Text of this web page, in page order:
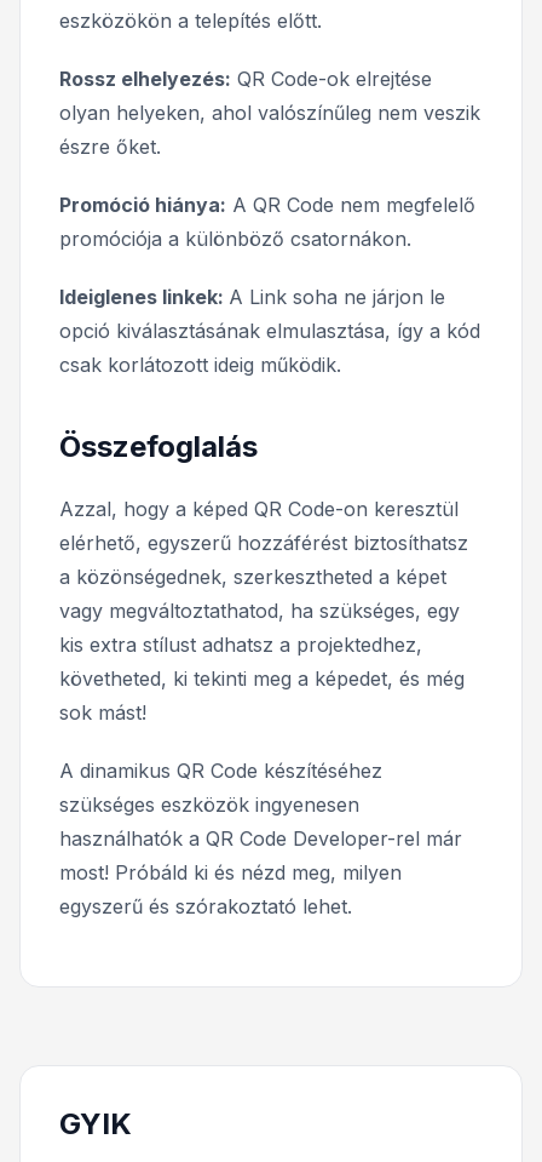
eszközökön a telepítés előtt.
Rossz elhelyezés: QR Code-ok elrejtése
olyan helyeken, ahol valószínűleg nem veszik
észre őket.
Promóció hiánya: A QR Code nem megfelelő
promóciója a különböző csatornákon.
Ideiglenes linkek: A Link soha ne járjon le
opció kiválasztásának elmulasztása, így a kód
csak korlátozott ideig működik.
Összefoglalás
Azzal, hogy a képed QR Code-on keresztül
elérhető, egyszerű hozzáférést biztosíthatsz
a közönségednek, szerkesztheted a képet
vagy megváltoztathatod, ha szükséges, egy
kis extra stílust adhatsz a projektedhez,
követheted, ki tekinti meg a képedet, és még
sok mást!
A dinamikus QR Code készítéséhez
szükséges eszközök ingyenesen
használhatók a QR Code Developer-rel már
most! Próbáld ki és nézd meg, milyen
egyszerű és szórakoztató lehet.
GYIK